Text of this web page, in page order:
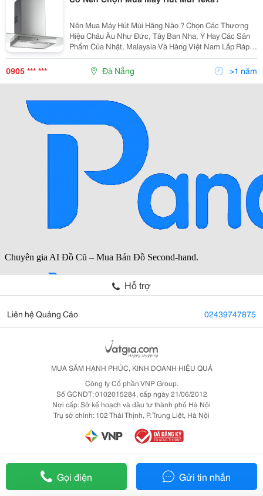
Nên Mua Máy Hút Mùi Hãng Nào ? Chọn Các Thương
Hiệu Châu Âu Như Đức, Tây Ban Nha, Ý Hay Các Sản
Phẩm Của Nhật, Malaysia Và Hàng Việt Nam Lắp Ráp?
Vâng, Thế Giới Máy Hút Mùi Có Vô Vàng Kiểu Dáng,
Thương Hiệu Và Giá Cả Khác Nhau Như Thế Nên Sẽ
Gây Khôn
0905 *** *** Đà Nẵng >1 năm
Gọi điện Gửi tin nhắn
Hỗ trợ
Liên hệ Quảng Cáo 02439747875
MUA SẮM HẠNH PHÚC, KINH DOANH HIỆU QUẢ
Công ty Cổ phần VNP Group.
Số GCNDT: 0102015284, cấp ngày 21/06/2012
Nơi cấp: Sở kế hoạch và đầu tư thành phố Hà Nội
Trụ sở chính: 102 Thái Thịnh, P. Trung Liệt, Hà Nội